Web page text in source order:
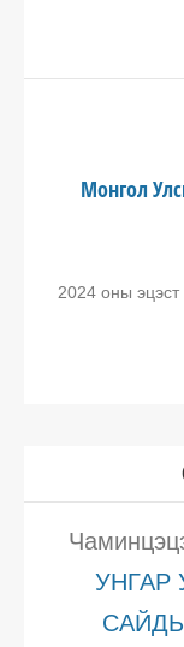
Монгол
2024 оны
УНГАР